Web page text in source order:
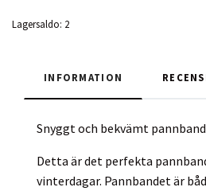
Lagersaldo: 2
INFORMATION
Snyggt och bekvämt
Detta är det perfekta
vinterdagar. Pannbandet är